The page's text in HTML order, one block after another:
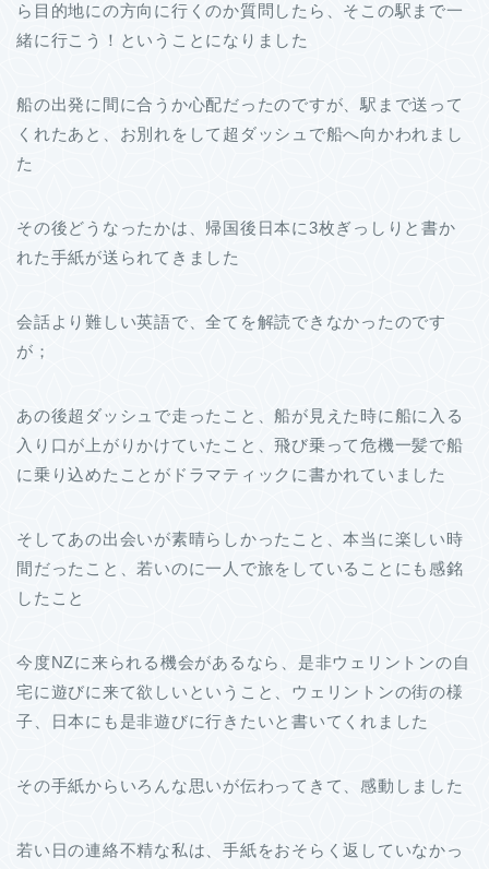
ら目的地にの方向に行くのか質問したら、そこの駅まで一
緒に行こう！ということになりました
船の出発に間に合うか心配だったのですが、駅まで送って
くれたあと、お別れをして超ダッシュで船へ向かわれまし
た
その後どうなったかは、帰国後日本に3枚ぎっしりと書か
れた手紙が送られてきました
会話より難しい英語で、全てを解読できなかったのです
が；
あの後超ダッシュで走ったこと、船が見えた時に船に入る
入り口が上がりかけていたこと、飛び乗って危機一髪で船
に乗り込めたことがドラマティックに書かれていました
そしてあの出会いが素晴らしかったこと、本当に楽しい時
間だったこと、若いのに一人で旅をしていることにも感銘
したこと
今度NZに来られる機会があるなら、是非ウェリントンの自
宅に遊びに来て欲しいということ、ウェリントンの街の様
子、日本にも是非遊びに行きたいと書いてくれました
その手紙からいろんな思いが伝わってきて、感動しました
若い日の連絡不精な私は、手紙をおそらく返していなかっ